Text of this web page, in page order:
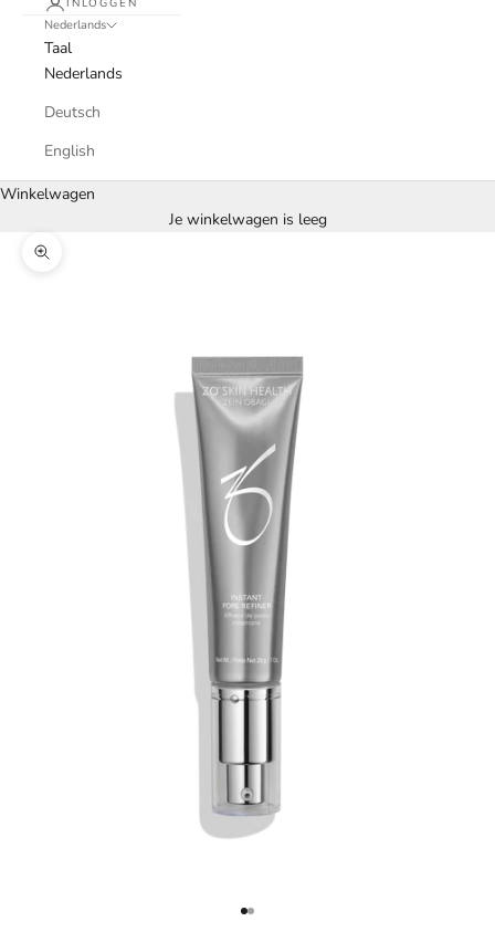
INLOGGEN
Nederlands
Taal
Nederlands
Deutsch
English
Winkelwagen
Je winkelwagen is leeg
In-/uitzoomen
Naar artikel 1
Naar artikel 2